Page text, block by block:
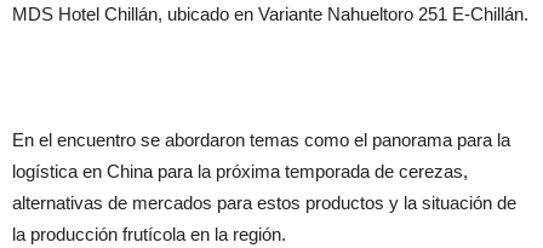
MDS Hotel Chillán, ubicado en Variante Nahueltoro 251 E-Chillán.
En el encuentro se abordaron temas como el panorama para la
logística en China para la próxima temporada de cerezas,
alternativas de mercados para estos productos y la situación de
la producción frutícola en la región.